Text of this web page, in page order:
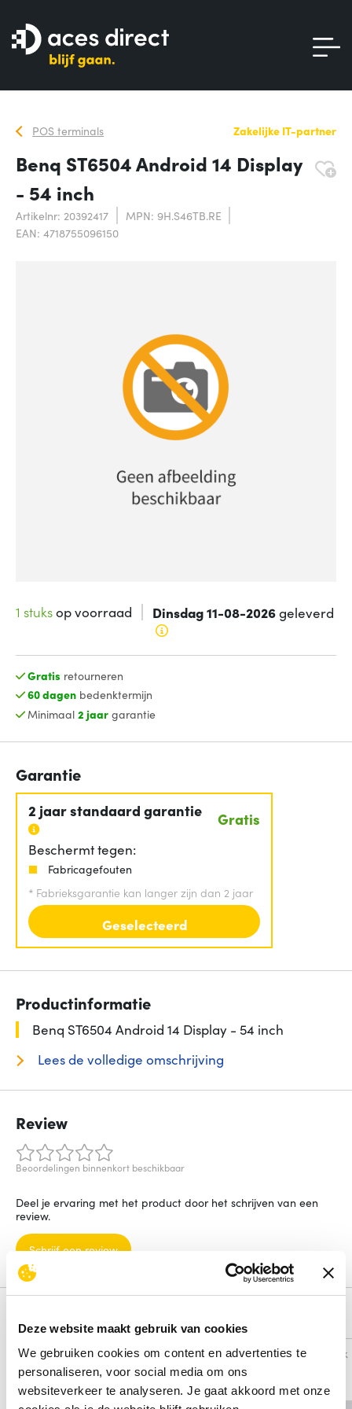
Deze website maakt gebruik van cookies
We gebruiken cookies om content en advertenties te
personaliseren, voor social media om ons
websiteverkeer te analyseren. Je gaat akkoord met onze
POS terminals Zakelijke IT-partner
Benq ST6504 Android 14 Display
- 54 inch
Artikelnr: 20392417
MPN: 9H.S46TB.RE
EAN: 4718755096150
1 stuksop voorraad Dinsdag 11-08-2026geleverd
Gratis retourneren
60 dagenbedenktermijn
Minimaal 2 jaargarantie
Garantie
2 jaar standaard garantie Gratis
Beschermt tegen:
Fabricagefouten
* Fabrieksgarantie kan langer zijn dan 2 jaar
Geselecteerd
Productinformatie
Benq ST6504 Android 14 Display - 54 inch
Lees de volledige omschrijving
Review
Beoordelingen binnenkort beschikbaar
Deel je ervaring met het product door het schrijven van een
review.
Schrijf een review
Alternatieven
Vergelijk Vergelijk